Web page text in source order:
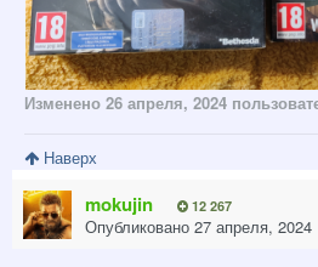
Изменено 26 апреля, 2024
Наверх
mokujin 12 267
Опубликовано 27 апреля, 2024